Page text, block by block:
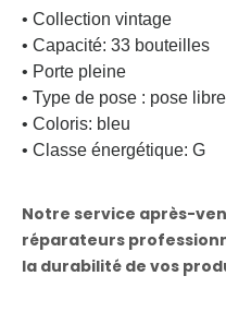
• Collection vintage
• Capacité: 33 bouteilles
• Porte pleine
• Type de pose : pose libre
• Coloris: bleu
• Classe énergétique: G
Notre service après-
réparateurs
la durabilité de vos